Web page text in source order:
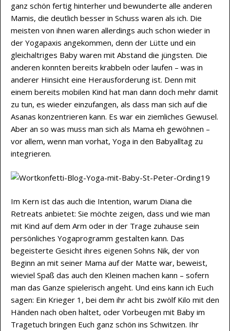
ganz schön fertig hinterher und bewunderte alle anderen
Mamis, die deutlich besser in Schuss waren als ich. Die
meisten von ihnen waren allerdings auch schon wieder in
der Yogapaxis angekommen, denn der Lütte und ein
gleichaltriges Baby waren mit Abstand die jüngsten. Die
anderen konnten bereits krabbeln oder laufen – was in
anderer Hinsicht eine Herausforderung ist. Denn mit
einem bereits mobilen Kind hat man dann doch mehr damit
zu tun, es wieder einzufangen, als dass man sich auf die
Asanas konzentrieren kann. Es war ein ziemliches Gewusel.
Aber an so was muss man sich als Mama eh gewöhnen –
vor allem, wenn man vorhat, Yoga in den Babyalltag zu
integrieren.
Im Kern ist das auch die Intention, warum Diana die
Retreats anbietet: Sie möchte zeigen, dass und wie man
mit Kind auf dem Arm oder in der Trage zuhause sein
persönliches Yogaprogramm gestalten kann. Das
begeisterte Gesicht ihres eigenen Sohns Nik, der von
Beginn an mit seiner Mama auf der Matte war, beweist,
wieviel Spaß das auch den Kleinen machen kann – sofern
man das Ganze spielerisch angeht. Und eins kann ich Euch
sagen: Ein Krieger 1, bei dem ihr acht bis zwölf Kilo mit den
Händen nach oben haltet, oder Vorbeugen mit Baby im
Tragetuch bringen Euch ganz schön ins Schwitzen. Ihr